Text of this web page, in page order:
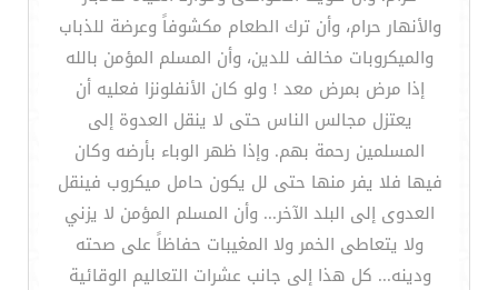
والأنهار حرام، وأن ترك الطعام مكشوفاً وعرضة للذباب
والميكروبات مخالف للدين، وأن المسلم المؤمن بالله
إذا مرض بمرض معد ! ولو كان الأنفلونزا فعليه أن
يعتزل مجالس الناس حتى لا ينقل العدوة إلى
المسلمين رحمة بهم. وإذا ظهر الوباء بأرضه وكان
فيها فلا يفر منها حتى لل يكون حامل ميكروب فينقل
العدوى إلى البلد الآخر... وأن المسلم المؤمن لا يزني
ولا يتعاطى الخمر ولا المغيبات حفاظاً على صحته
ودينه... كل هذا إلى جانب عشرات التعاليم الوقائية